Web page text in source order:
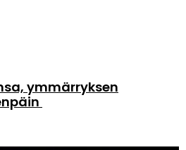
ymmärryksen